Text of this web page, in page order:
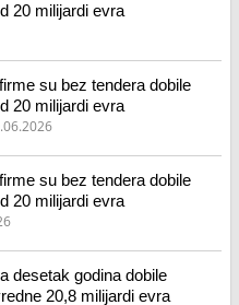
20 milijardi evra
su bez tendera dobile
20 milijardi evra
su bez tendera dobile
20 milijardi evra
desetak godina dobile
20,8 milijardi evra